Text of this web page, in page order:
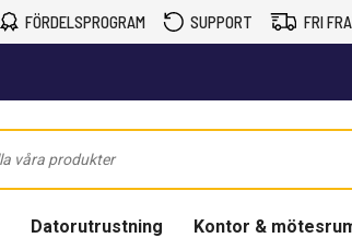
FÖRDELSPROGRAM SUPPORT FRI
Datorutrustning Kontor &